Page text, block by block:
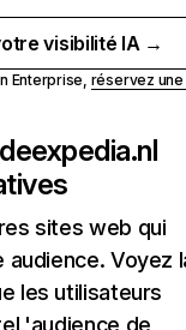
visibilité IA →
Enterprise, réservez
expedia.nl
sites web qui
Voyez
les utilisateurs
de